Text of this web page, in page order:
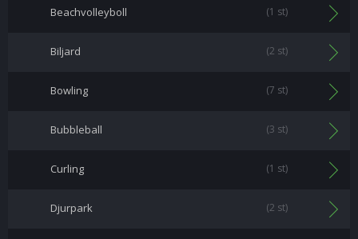
Beachvolleyboll (1 st)
Biljard (2 st)
Bowling (7 st)
Bubbleball (3 st)
Curling (1 st)
Djurpark (2 st)